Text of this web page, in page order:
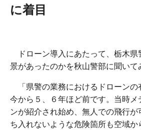
に着目
ドローン導入にあたって、栃木県
景があったのかを秋山警部に聞いて
「県警の業務におけるドローンの
今から５、６年ほど前です。当時
ンが紹介され始め、無人での飛行
ち入れないような危険箇所も空域